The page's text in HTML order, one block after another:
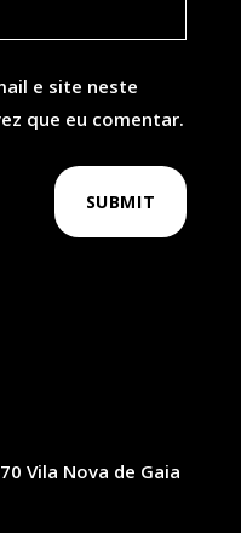
e site neste
que eu comentar.
SUBMIT
Vila Nova de Gaia